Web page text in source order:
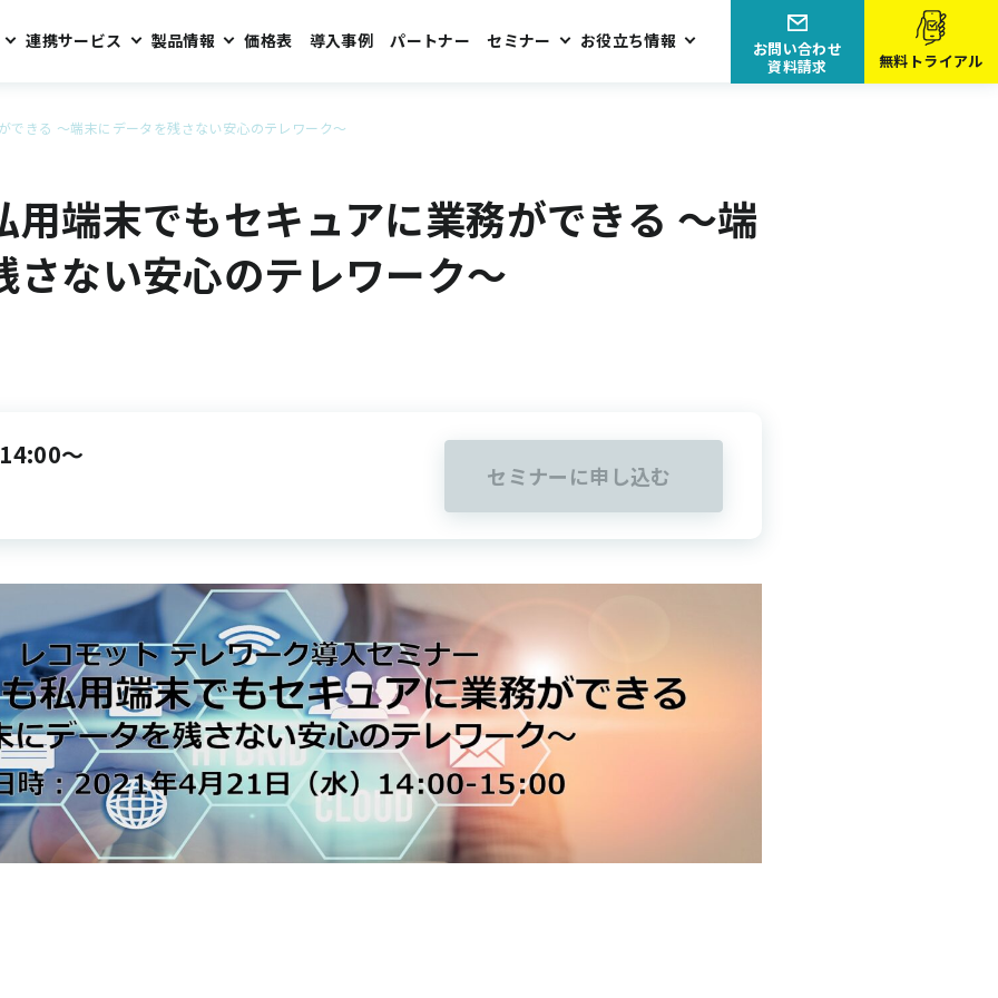
連携サービス 製品情報 価格表 導入事例 パートナー セミナー お役立ち情報
無料トライアル
お問い合わせ
資料請求
できる ～端末にデータを残さない安心のテレワーク～
用端末でもセキュアに業務ができる ～端
さない安心のテレワーク～
14:00～
セミナーに申し込む